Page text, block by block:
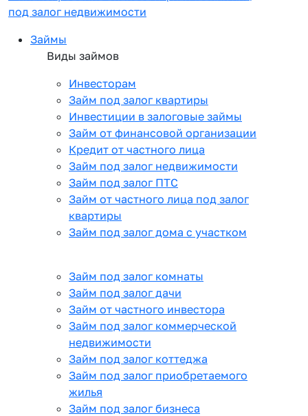
под залог недвижимости
Займы
Виды займов
Инвесторам
Займ под залог квартиры
Инвестиции в залоговые займы
Займ от финансовой организации
Кредит от частного лица
Займ под залог недвижимости
Займ под залог ПТС
Займ от частного лица под залог
квартиры
Займ под залог дома с участком
Займ под залог комнаты
Займ под залог дачи
Займ от частного инвестора
Займ под залог коммерческой
недвижимости
Займ под залог коттеджа
Займ под залог приобретаемого
жилья
Займ под залог бизнеса